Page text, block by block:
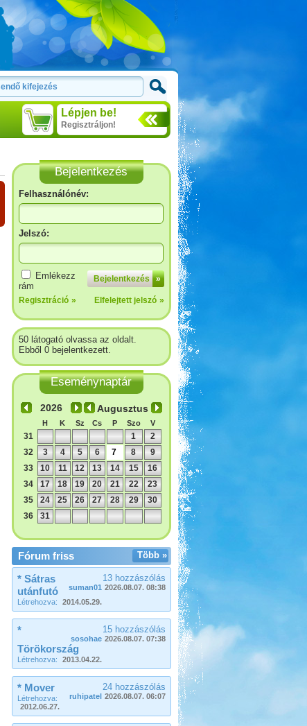
Lépjen be!
Regisztráljon!
Bejelentkezés
Felhasználónév:
Jelszó:
Bejelentkezés »
Emlékezz
rám
Regisztráció » Elfelejtett jelszó »
50 látogató olvassa az oldalt.
Ebből 0 bejelentkezett.
Eseménynaptár
Augusztus
H K Sz Cs P Szo V
31 1
2
32
3 4 5 6 7 8
9
33
10 11 12 13 14 15
16
34
17 18 19 20 21 22
23
35
24 25 26 27 28 29
30
36
31
Több »
Fórum friss
13 hozzászólás
suman01 2026.08.07. 08:38
* Sátras
utánfutó
Létrehozva: 2014.05.29.
15 hozzászólás
sosohae 2026.08.07. 07:38
*
Törökország
Létrehozva: 2013.04.22.
24 hozzászólás
ruhipatel 2026.08.07. 06:07
* Mover
Létrehozva:
2012.06.27.